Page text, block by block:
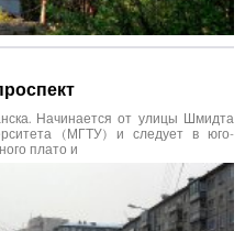
Начинается от улицы Шмидта
(МГТУ) и следует в юго-
плато и